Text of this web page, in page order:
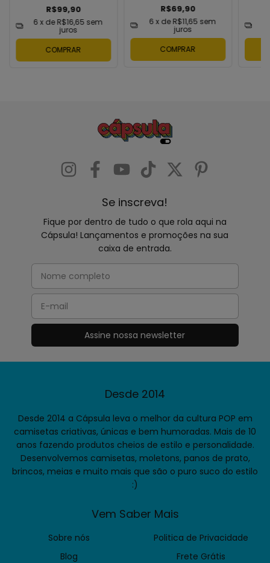
R$99,90
6 x deR$16,65 sem
juros
COMPRAR
R$69,90
6 x deR$11,65 sem
juros
COMPRAR
Se inscreva!
Fique por dentro de tudo o que rola aqui na
Cápsula! Lançamentos e promoções na sua
caixa de entrada.
Desde 2014
Desde 2014 a Cápsula leva o melhor da cultura POP em
camisetas criativas, únicas e bem humoradas. Mais de 10
anos fazendo produtos cheios de estilo e personalidade.
Desenvolvemos camisetas, moletons, panos de prato,
brincos, meias e muito mais que são o puro suco do estilo
:)
Vem Saber Mais
Sobre nós
Blog
Politica de Privacidade
Frete Grátis